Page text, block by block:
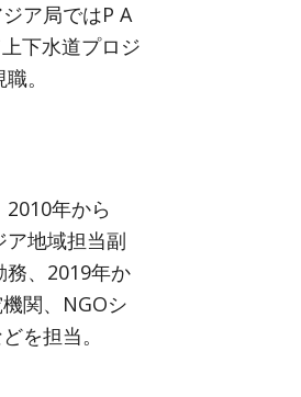
ア局ではP A
下水道プロジ
。
年から
地域担当副
務、2019年か
関、NGOシ
を担当。